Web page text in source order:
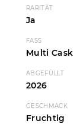
RARITÄT
Ja
FASS
Multi Cask
ABGEFÜLLT
2026
GESCHMACK
Fruchtig